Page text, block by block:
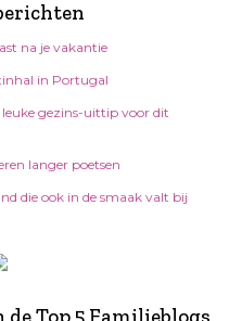
na je vakantie
in Portugal
gezins-uittip voor dit
langer poetsen
die ook in de smaak valt bij
de Top 5 Familieblogs